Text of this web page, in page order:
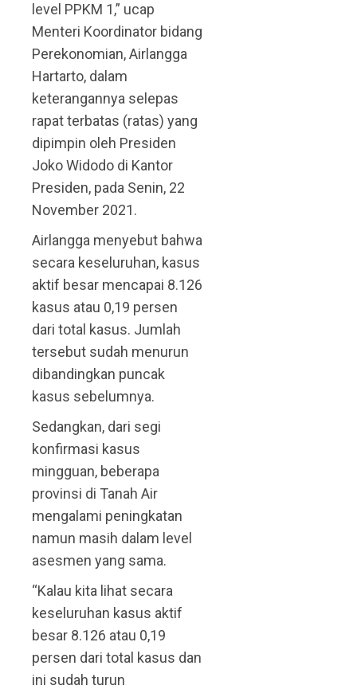
level PPKM 1,” ucap
Menteri Koordinator bidang
Perekonomian, Airlangga
Hartarto, dalam
keterangannya selepas
rapat terbatas (ratas) yang
dipimpin oleh Presiden
Joko Widodo di Kantor
Presiden, pada Senin, 22
November 2021.
Airlangga menyebut bahwa
secara keseluruhan, kasus
aktif besar mencapai 8.126
kasus atau 0,19 persen
dari total kasus. Jumlah
tersebut sudah menurun
dibandingkan puncak
kasus sebelumnya.
Sedangkan, dari segi
konfirmasi kasus
mingguan, beberapa
provinsi di Tanah Air
mengalami peningkatan
namun masih dalam level
asesmen yang sama.
“Kalau kita lihat secara
keseluruhan kasus aktif
besar 8.126 atau 0,19
persen dari total kasus dan
ini sudah turun